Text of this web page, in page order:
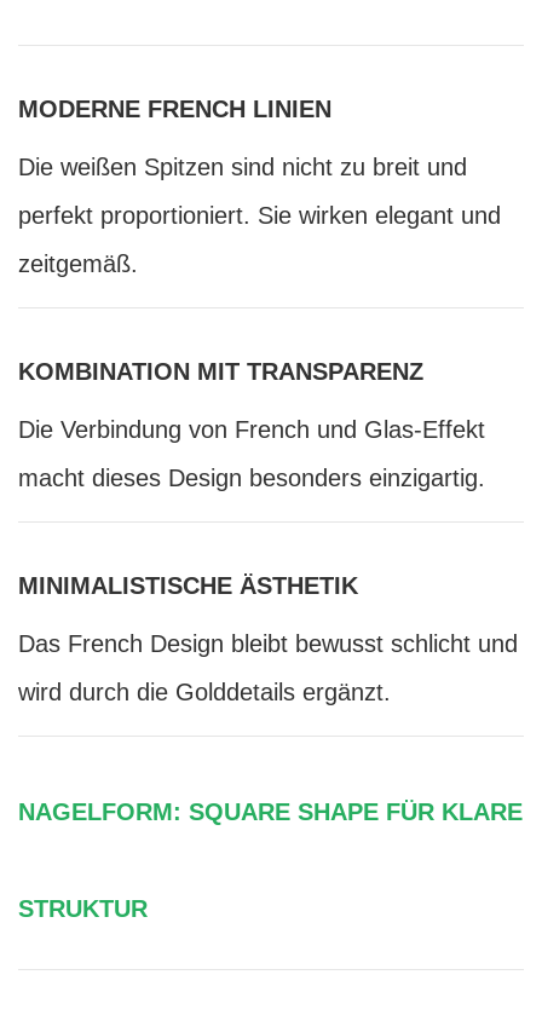
MODERNE FRENCH LINIEN
Die weißen Spitzen sind nicht zu breit und
perfekt proportioniert. Sie wirken elegant und
zeitgemäß.
KOMBINATION MIT TRANSPARENZ
Die Verbindung von French und Glas-Effekt
macht dieses Design besonders einzigartig.
MINIMALISTISCHE ÄSTHETIK
Das French Design bleibt bewusst schlicht und
wird durch die Golddetails ergänzt.
NAGELFORM: SQUARE SHAPE FÜR KLARE
STRUKTUR